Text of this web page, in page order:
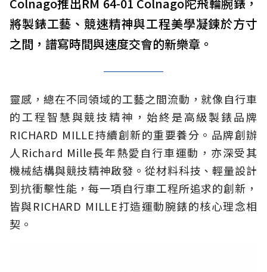
將製錶工藝、競速精神與工程美學凝鍊於方寸
之間，譜寫時間與速度交會的新樂章。
靈感，總在不同領域的工藝之間流動，就像自行車
的工程智慧與競技精神，始終是高級製錶品牌
RICHARD MILLE持續創新的重要養分。品牌創辦
人Richard Mille長年熱愛自行車運動，亦深受其
機械結構與競技精神啟發。從材料科技、輕量設計
到抗衝擊性能，每一項自行車工程所追求的創新，
皆與RICHARD MILLE打造運動腕錶的核心理念相
契。